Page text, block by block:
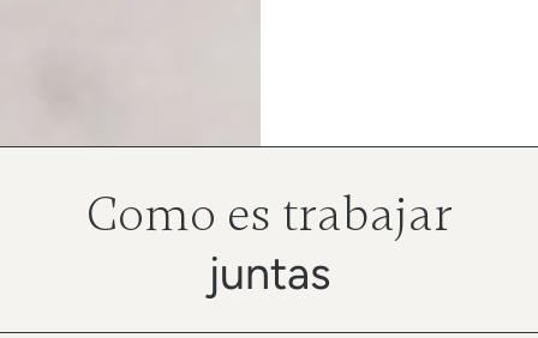
Como es trabajar
juntas